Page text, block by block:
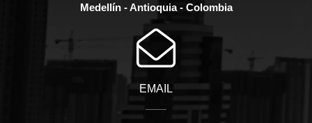
Medellín - Antioquia - Colombia
EMAIL